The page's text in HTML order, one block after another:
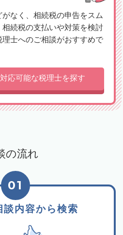
なく、相続税の申告をスム
続税の支払いや対策を検討
理士へのご相談がおすすめで
応可能な税理士を探す
の流れ
談内容から検索
01